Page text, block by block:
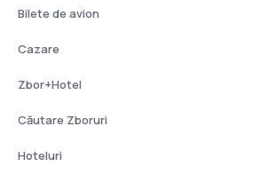
Bilete de avion
Cazare
Zbor+Hotel
Căutare Zboruri
Hoteluri